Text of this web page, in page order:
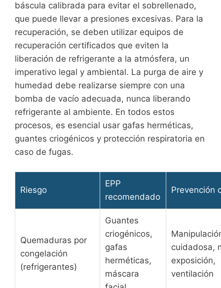
báscula calibrada para evitar el sobrellenado,
que puede llevar a presiones excesivas. Para la
recuperación, se deben utilizar equipos de
recuperación certificados que eviten la
liberación de refrigerante a la atmósfera, un
imperativo legal y ambiental. La purga de aire y
humedad debe realizarse siempre con una
bomba de vacío adecuada, nunca liberando
refrigerante al ambiente. En todos estos
procesos, es esencial usar gafas herméticas,
guantes criogénicos y protección respiratoria en
caso de fugas.
Riesgo
EPP
recomendado
Prevención
Quemaduras por
congelación
(refrigerantes)
Guantes
criogénicos,
gafas
herméticas,
máscara
cuidadosa,
exposición,
ventilación